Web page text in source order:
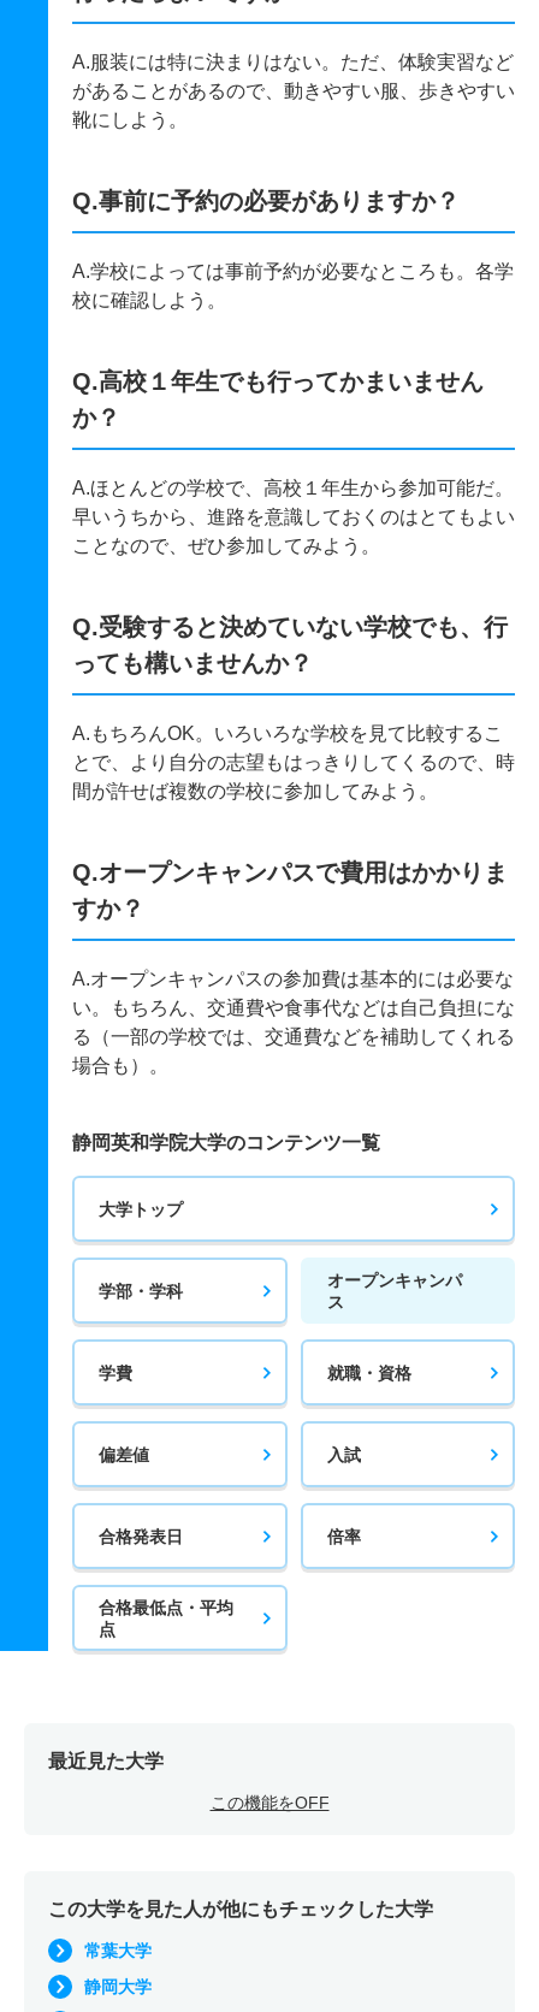
A.服装には特に決まりはない。ただ、体験実習など
があることがあるので、動きやすい服、歩きやすい
靴にしよう。
Q.事前に予約の必要がありますか？
A.学校によっては事前予約が必要なところも。各学
校に確認しよう。
Q.高校１年生でも行ってかまいません
か？
A.ほとんどの学校で、高校１年生から参加可能だ。
早いうちから、進路を意識しておくのはとてもよい
ことなので、ぜひ参加してみよう。
Q.受験すると決めていない学校でも、行
っても構いませんか？
A.もちろんOK。いろいろな学校を見て比較するこ
とで、より自分の志望もはっきりしてくるので、時
間が許せば複数の学校に参加してみよう。
Q.オープンキャンパスで費用はかかりま
すか？
A.オープンキャンパスの参加費は基本的には必要な
い。もちろん、交通費や食事代などは自己負担にな
る（一部の学校では、交通費などを補助してくれる
場合も）。
静岡英和学院大学のコンテンツ一覧
大学トップ
学部・学科
オープンキャンパ
ス
学費 就職・資格
偏差値 入試
合格発表日 倍率
合格最低点・平均
点
最近見た大学
この機能をOFF
この大学を見た人が他にもチェックした大学
常葉大学
静岡大学